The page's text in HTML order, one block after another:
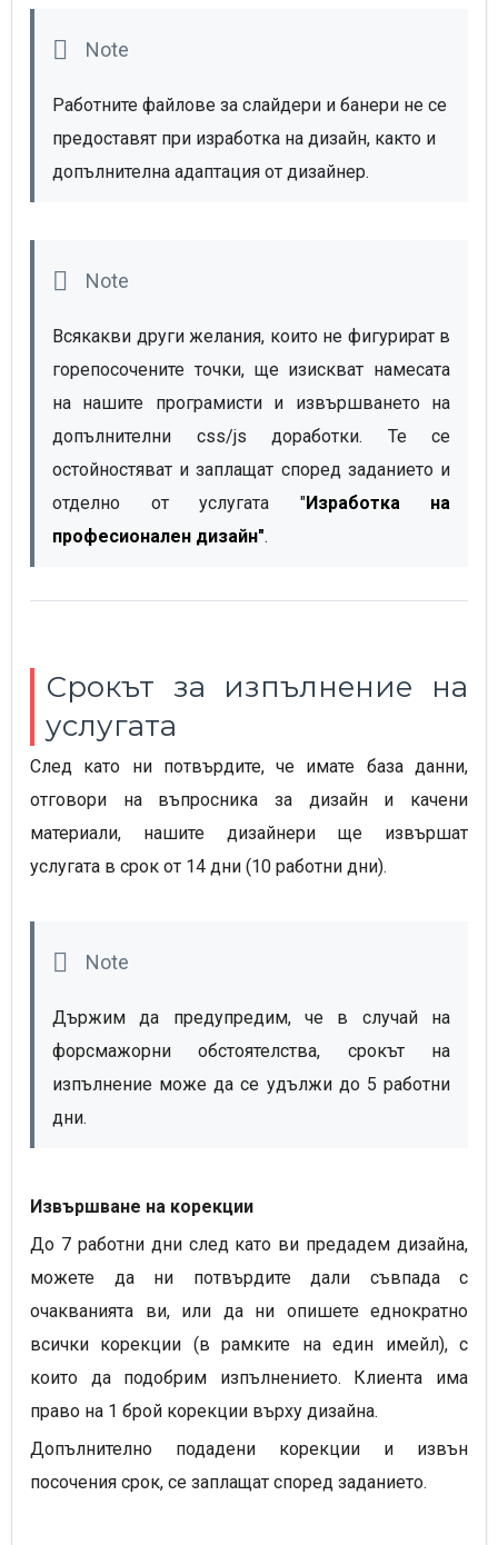
Работните файлове за слайдери и банери не се
предоставят при изработка на дизайн, както и
допълнителна адаптация от дизайнер.
Всякакви други желания, които не фигурират в
горепосочените точки, ще изискват намесата
на нашите програмисти и извършването на
допълнителни css/js доработки. Те се
остойностяват и заплащат според заданието и
отделно от услугата "Изработка на
професионален дизайн".
Срокът за изпълнение на
услугата
След като ни потвърдите, че имате база данни,
отговори на въпросника за дизайн и качени
материали, нашите дизайнери ще извършат
услугата в срок от 14 дни (10 работни дни).
Държим да предупредим, че в случай на
форсмажорни обстоятелства, срокът на
изпълнение може да се удължи до 5 работни
дни.
Извършване на корекции
До 7 работни дни след като ви предадем дизайна,
можете да ни потвърдите дали съвпада с
очакванията ви, или да ни опишете еднократно
всички корекции (в рамките на един имейл), с
които да подобрим изпълнението. Клиента има
право на 1 брой корекции върху дизайна.
Допълнително подадени корекции и извън
посочения срок, се заплащат според заданието.